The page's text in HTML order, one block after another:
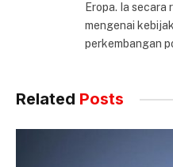
Eropa. Ia secara
mengenai
perkembangan
Related Posts